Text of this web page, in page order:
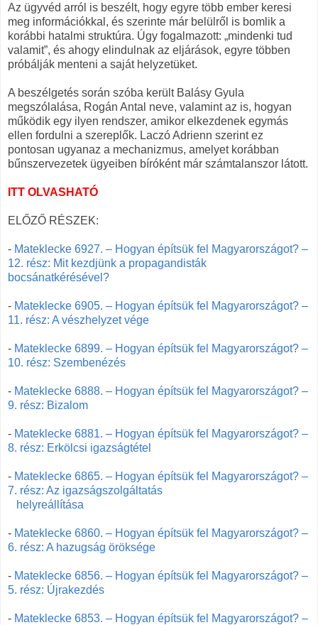
Az ügyvéd arról is beszélt, hogy egyre több ember keresi
meg információkkal, és szerinte már belülről is bomlik a
korábbi hatalmi struktúra. Úgy fogalmazott: „mindenki tud
valamit”, és ahogy elindulnak az eljárások, egyre többen
próbálják menteni a saját helyzetüket.
A beszélgetés során szóba került Balásy Gyula
megszólalása, Rogán Antal neve, valamint az is, hogyan
működik egy ilyen rendszer, amikor elkezdenek egymás
ellen fordulni a szereplők. Laczó Adrienn szerint ez
pontosan ugyanaz a mechanizmus, amelyet korábban
bűnszervezetek ügyeiben bíróként már számtalanszor látott.
ITT OLVASHATÓ
ELŐZŐ RÉSZEK:
- Mateklecke 6927. – Hogyan építsük fel Magyarországot? –
12. rész: Mit kezdjünk a propagandisták
bocsánatkérésével?
- Mateklecke 6905. – Hogyan építsük fel Magyarországot? –
11. rész: A vészhelyzet vége
- Mateklecke 6899. – Hogyan építsük fel Magyarországot? –
10. rész: Szembenézés
- Mateklecke 6888. – Hogyan építsük fel Magyarországot? –
9. rész: Bizalom
- Mateklecke 6881. – Hogyan építsük fel Magyarországot? –
8. rész: Erkölcsi igazságtétel
- Mateklecke 6865. – Hogyan építsük fel Magyarországot? –
7. rész: Az igazságszolgáltatás
helyreállítása
- Mateklecke 6860. – Hogyan építsük fel Magyarországot? –
6. rész: A hazugság öröksége
- Mateklecke 6856. – Hogyan építsük fel Magyarországot? –
5. rész: Újrakezdés
- Mateklecke 6853. – Hogyan építsük fel Magyarországot? –